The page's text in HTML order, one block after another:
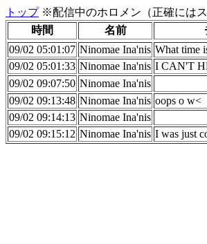
トップ※配信中のホロメン（正確にはス
時間
名前
09/02 05:01:07 Ninomae Ina'nis What time
09/02 05:01:33 Ninomae Ina'nis I CAN'T
09/02 09:07:50 Ninomae Ina'nis
09/02 09:13:48 Ninomae Ina'nis oops o w<
09/02 09:14:13 Ninomae Ina'nis
09/02 09:15:12 Ninomae Ina'nis I was just